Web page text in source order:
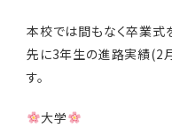
本校では間もなく卒業式
先に3年生の進路実績(2
す。
大学